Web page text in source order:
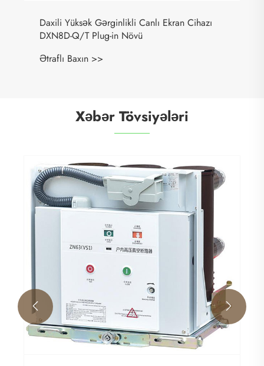
Daxili Yüksək Gərginlikli Canlı Ekran Cihazı
DXN8D-Q/T Plug-in Növü
Ətraflı Baxın >>
Xəbər Tövsiyələri
 